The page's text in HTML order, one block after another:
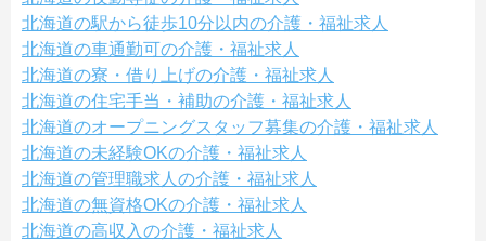
北海道の駅から徒歩10分以内の介護・福祉求人
北海道の車通勤可の介護・福祉求人
北海道の寮・借り上げの介護・福祉求人
北海道の住宅手当・補助の介護・福祉求人
北海道のオープニングスタッフ募集の介護・福祉求人
北海道の未経験OKの介護・福祉求人
北海道の管理職求人の介護・福祉求人
北海道の無資格OKの介護・福祉求人
北海道の高収入の介護・福祉求人